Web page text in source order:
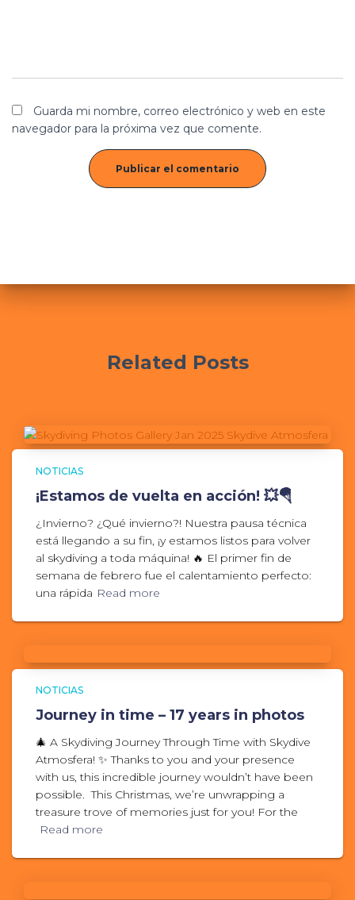
Guarda mi nombre, correo electrónico y web en este
navegador para la próxima vez que comente.
Related Posts
NOTICIAS
¡Estamos de vuelta en acción! 💥🪂
¿Invierno? ¿Qué invierno?! Nuestra pausa técnica
está llegando a su fin, ¡y estamos listos para volver
al skydiving a toda máquina! 🔥 El primer fin de
semana de febrero fue el calentamiento perfecto:
una rápida Read more
NOTICIAS
Journey in time – 17 years in photos
🎄 A Skydiving Journey Through Time with Skydive
Atmosfera! ✨ Thanks to you and your presence
with us, this incredible journey wouldn’t have been
possible. This Christmas, we’re unwrapping a
treasure trove of memories just for you! For the
Read more